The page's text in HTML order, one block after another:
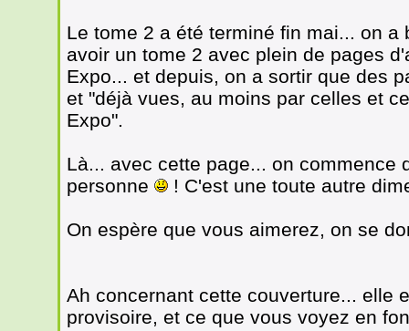
Le tome 2 a été terminé fin mai... on
avoir un tome 2 avec plein de pages
Expo... et depuis, on a sortir que des
et "déjà vues, au moins par celles et
Expo".
Là... avec cette page... on commence
personne
! C'est une toute autre
On espère que vous aimerez, on se
Ah concernant cette couverture... elle
provisoire, et ce que vous voyez en